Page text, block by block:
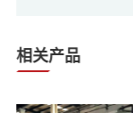
相关产品